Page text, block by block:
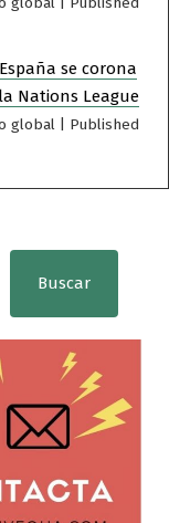
se corona
Nations League
global
Published
Buscar